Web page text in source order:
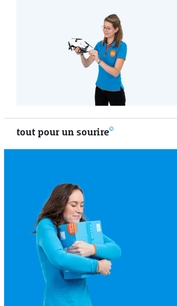
tout pour un sourire